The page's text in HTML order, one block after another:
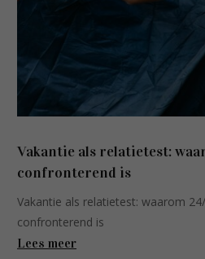
Vakantie als relatietest:
confronterend is
Vakantie als relatietest: waarom
confronterend is
Lees meer